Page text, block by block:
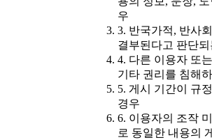
우
3. 반국가적, 반사
결부된다고 판단
4. 다른 이용자 또
기타 권리를 침해
5. 게시 기간이 규
경우
6. 이용자의 조작
로 동일한 내용의